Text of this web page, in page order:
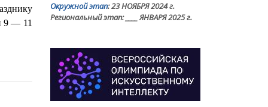
9 — 11
Окружной этап: 23 НОЯБРЯ 2024 г.
Региональный этап: ____ ЯНВАРЯ 2025 г.